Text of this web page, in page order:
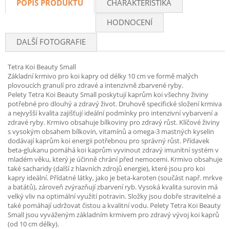
POPIS PRODUKTU
CHARAKTERISTIKA
HODNOCENÍ
DALŠÍ FOTOGRAFIE
Tetra Koi Beauty Small
Základní krmivo pro koi kapry od délky 10 cm ve formě malých
plovoucích granulí pro zdravé a intenzivně zbarvené ryby.
Pelety Tetra Koi Beauty Small poskytují kaprům koi všechny živiny
potřebné pro dlouhý a zdravý život. Druhově specifické složení krmiva
a nejvyšší kvalita zajišťují ideální podmínky pro intenzivní vybarvení a
zdravé ryby. Krmivo obsahuje bílkoviny pro zdravý růst. Klíčové živiny
s vysokým obsahem bílkovin, vitamínů a omega-3 mastných kyselin
dodávají kaprům koi energii potřebnou pro správný růst. Přídavek
beta-glukanu pomáhá koi kaprům vyvinout zdravý imunitní systém v
mladém věku, který je účinně chrání před nemocemi. Krmivo obsahuje
také sacharidy (další z hlavních zdrojů energie), které jsou pro koi
kapry ideální. Přídatné látky, jako je beta-karoten (součást např. mrkve
a batátů), zároveň zvýrazňují zbarvení ryb. Vysoká kvalita surovin má
velký vliv na optimální využití potravin. Složky jsou dobře stravitelné a
také pomáhají udržovat čistou a kvalitní vodu. Pelety Tetra Koi Beauty
Small jsou vyváženým základním krmivem pro zdravý vývoj koi kaprů
(od 10 cm délky).